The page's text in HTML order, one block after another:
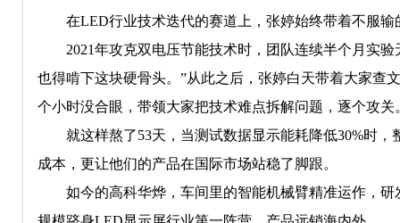
在LED行业技术迭代的赛道上，张婷始终带着不服输
2021年攻克双电压节能技术时，团队连续半个月实验
也得啃下这块硬骨头。”从此之后，张婷白天带着大家查
个小时没合眼，带领大家把技术难点拆解问题，逐个攻关
就这样熬了53天，当测试数据显示能耗降低30%时，
成本，更让他们的产品在国际市场站稳了脚跟。
如今的高科华烨，车间里的智能机械臂精准运作，研